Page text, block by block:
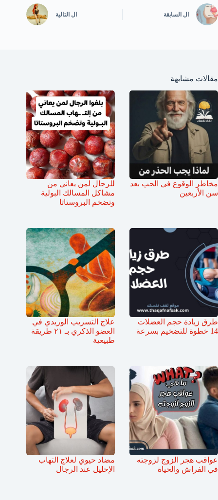
ال السابقة ال التالية
مقالات مشابهة
مخاطر الوقوع في الحب بعد
سن الأربعين
للرجال لمن يعاني من
مشاكل المسالك البولية
وتضخم البروستاتا
طرق زيادة حجم العضلات
14 خطوة للتضخيم بسرعة
علاج التسريب الوريدي في
العضو الذكري بـ ٢١ طريقة
طبيعية
عواقب هجر الزوج لزوجته
في الفراش والحياة
مضاد حيوي لعلاج التهاب
الإحليل عند الرجال